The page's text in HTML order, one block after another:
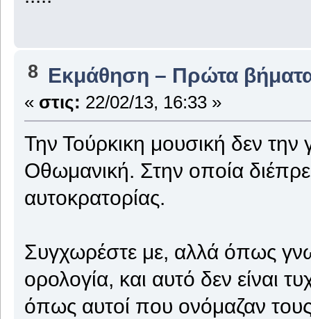
8 Εκμάθηση – Πρώτα
« στις: 22/02/13, 16:33 »
Την Τούρκικη μουσική δεν
Οθωμανική. Στην οποία
αυτοκρατορίας.
Συγχωρέστε με, αλλά όπως
ορολογία, και αυτό δεν είναι
όπως αυτοί που ονόμαζαν